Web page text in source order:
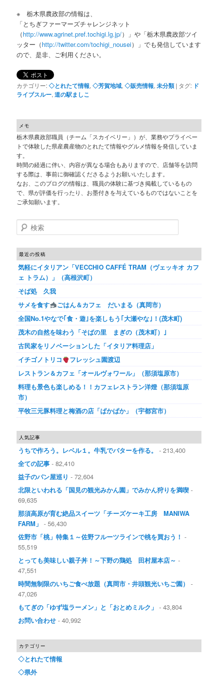
※ 栃木県農政部の情報は、
「とちぎファーマーズチャレンジネット
（http://www.agrinet.pref.tochigi.lg.jp/）」や「栃木県農政部ツイ
ッター（http://twitter.com/tochigi_nousei）」でも発信しています
ので、是非、ご利用ください。
カテゴリー:◇とれたて情報,◇芳賀地域,◇販売情報,未分類 | タグ: ド
ライブスルー,道の駅ましこ
メモ
栃木県農政部職員（チーム「スカイベリー」）が、業務やプライベー
トで体験した県産農産物のとれたて情報やグルメ情報を発信していま
す。
時間の経過に伴い、内容が異なる場合もありますので、店舗等を訪問
する際は、事前に御確認くださるようお願いいたします。
なお、このブログの情報は、職員の体験に基づき掲載しているもの
で、県が評価を行ったり、お墨付きを与えているものではないことを
ご承知願います。
検索
最近の投稿
気軽にイタリアン「VECCHIO CAFFÉ TRAM（ヴェッキオ カフ
ェ トラム）」（高根沢町）
そば処 久我
サメを食す
ごはん＆カフェ だいまる（真岡市）
全国No.1やなで｢食・遊｣を楽しもう｢大瀬やな｣！(茂木町)
茂木の自然を味わう「そばの里 まぎの（茂木町）｣
古民家をリノベーションした「イタリア料理店」
イチゴノトリコ
フレッシュ園渡辺
レストラン＆カフェ「オールヴォワール」（那須塩原市）
料理も景色も楽しめる！！カフェレストラン洋燈（那須塩原
市）
平牧三元豚料理と梅酒の店「ぱかぱか」（宇都宮市）
人気記事
うちで作ろう。レベル１。牛乳でバターを作る。
- 213,400
全ての記事 - 82,410
益子のパン屋巡り - 72,604
北限といわれる「国見の観光みかん園」でみかん狩りを満喫 -
69,635
那須高原が育む絶品スイーツ「チーズケーキ工房 MANIWA
FARM」 - 56,430
佐野市「桃」特集１～佐野フルーツラインで桃を買おう！ -
55,519
とっても美味しい親子丼！～下野の鶏処 田村屋本店～ -
47,551
時間無制限のいちご食べ放題（真岡市・井頭観光いちご園）
-
47,026
もてぎの「ゆず塩ラーメン」と「おとめミルク」 - 43,804
お問い合わせ - 40,992
カテゴリー
◇とれたて情報
◇県外